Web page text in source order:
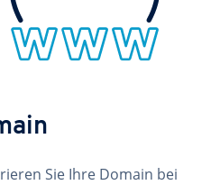
Sie Ihre Domain bei